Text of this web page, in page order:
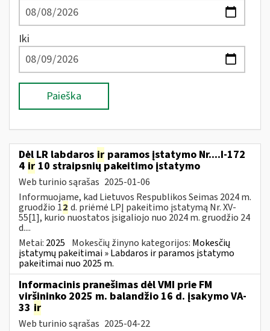
Iki
Paieška
Dėl LR labdaros ir paramos įstatymo Nr....I-172
4 ir 10 straipsnių pakeitimo įstatymo
Web turinio sąrašas 2025-01-06
Informuojame, kad Lietuvos Respublikos Seimas 2024 m.
gruodžio 12 d. priėmė LPĮ pakeitimo įstatymą Nr. XV-
55[1], kurio nuostatos įsigaliojo nuo 2024 m. gruodžio 24
d....
Metai: 2025 Mokesčių žinyno kategorijos: Mokesčių
įstatymų pakeitimai » Labdaros ir paramos įstatymo
pakeitimai nuo 2025 m.
Informacinis pranešimas dėl VMI prie FM
viršininko 2025 m. balandžio 16 d. įsakymo VA-
33 ir
Web turinio sąrašas 2025-04-22